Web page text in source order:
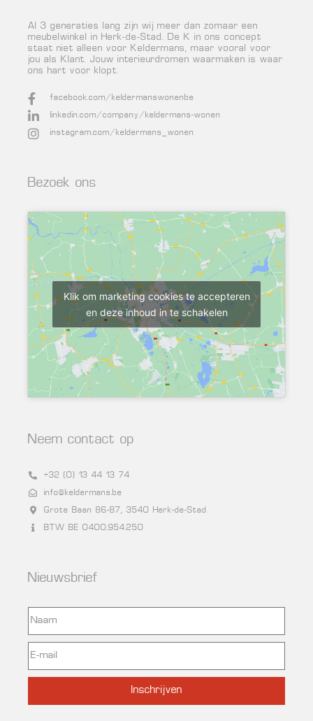
Al 3 generaties lang zijn wij meer dan zomaar een
meubelwinkel in Herk-de-Stad. De K in ons concept
staat niet alleen voor Keldermans, maar vooral voor
jou als Klant. Jouw interieurdromen waarmaken is waar
ons hart voor klopt.
facebook.com/keldermanswonenbe
linkedin.com/company/keldermans-wonen
instagram.com/keldermans_wonen
Bezoek ons
Klik om marketing cookies te accepteren
en deze inhoud in te schakelen
Neem contact op
+32 (0) 13 44 13 74
info@keldermans.be
Grote Baan 86-87, 3540 Herk-de-Stad
BTW BE 0400.954.250
Nieuwsbrief
Inschrijven